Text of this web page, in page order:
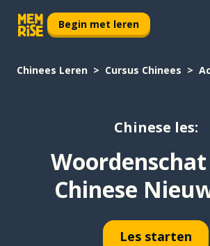
Begin met leren
Chinees Leren Cursus Chinees
Chinese les:
Chinese
Les starten